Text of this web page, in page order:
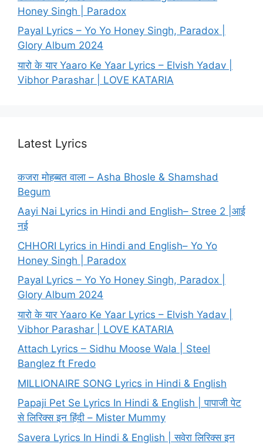
Honey Singh | Paradox
Payal Lyrics – Yo Yo Honey Singh, Paradox |
Glory Album 2024
यारो के यार Yaaro Ke Yaar Lyrics – Elvish Yadav |
Vibhor Parashar | LOVE KATARIA
Latest Lyrics
कजरा मोहब्बत वाला – Asha Bhosle & Shamshad
Begum
Aayi Nai Lyrics in Hindi and English– Stree 2 |आई
नई
CHHORI Lyrics in Hindi and English– Yo Yo
Honey Singh | Paradox
Payal Lyrics – Yo Yo Honey Singh, Paradox |
Glory Album 2024
यारो के यार Yaaro Ke Yaar Lyrics – Elvish Yadav |
Vibhor Parashar | LOVE KATARIA
Attach Lyrics – Sidhu Moose Wala | Steel
Banglez ft Fredo
MILLIONAIRE SONG Lyrics in Hindi & English
Papaji Pet Se Lyrics In Hindi & English | पापाजी पेट
से लिरिक्स इन हिंदी – Mister Mummy
Savera Lyrics In Hindi & English | सवेरा लिरिक्स इन